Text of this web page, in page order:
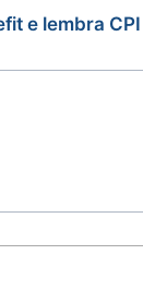
e lembra